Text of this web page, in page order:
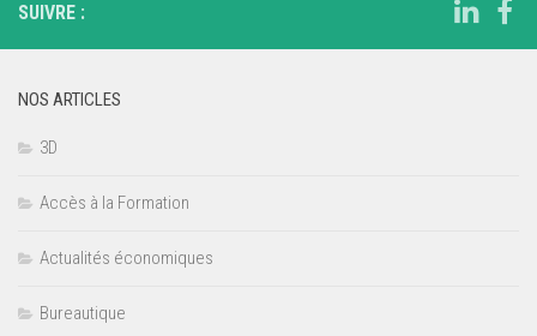
SUIVRE :
NOS ARTICLES
3D
Accès à la Formation
Actualités économiques
Bureautique